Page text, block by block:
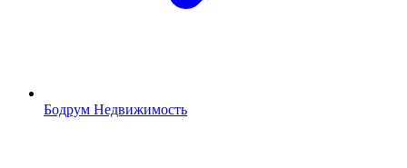
Бодрум Недвижимость